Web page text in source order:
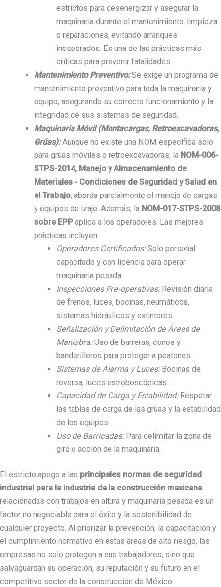
estrictos para desenergizar y asegurar la
maquinaria durante el mantenimiento, limpieza
o reparaciones, evitando arranques
inesperados. Es una de las prácticas más
críticas para prevenir fatalidades.
Mantenimiento Preventivo:Se exige un programa de
mantenimiento preventivo para toda la maquinaria y
equipo, asegurando su correcto funcionamiento y la
integridad de sus sistemas de seguridad.
Maquinaria Móvil (Montacargas, Retroexcavadoras,
Grúas):Aunque no existe una NOM específica solo
para grúas móviles o retroexcavadoras, la NOM-006-
STPS-2014, Manejo y Almacenamiento de
Materiales - Condiciones de Seguridad y Salud en
el Trabajo, aborda parcialmente el manejo de cargas
y equipos de izaje. Además, la NOM-017-STPS-2008
sobre EPP aplica a los operadores. Las mejores
prácticas incluyen:
Operadores Certificados:Solo personal
capacitado y con licencia para operar
maquinaria pesada.
Inspecciones Pre-operativas:Revisión diaria
de frenos, luces, bocinas, neumáticos,
sistemas hidráulicos y extintores.
Señalización y Delimitación de Áreas de
Maniobra:Uso de barreras, conos y
banderilleros para proteger a peatones.
Sistemas de Alarma y Luces:Bocinas de
reversa, luces estroboscópicas.
Capacidad de Carga y Estabilidad:Respetar
las tablas de carga de las grúas y la estabilidad
de los equipos.
Uso de Barricadas:Para delimitar la zona de
giro o acción de la maquinaria.
El estricto apego a las principales normas de seguridad
industrial para la industria de la construcción mexicana
relacionadas con trabajos en altura y maquinaria pesada es un
factor no negociable para el éxito y la sostenibilidad de
cualquier proyecto. Al priorizar la prevención, la capacitación y
el cumplimiento normativo en estas áreas de alto riesgo, las
empresas no solo protegen a sus trabajadores, sino que
salvaguardan su operación, su reputación y su futuro en el
competitivo sector de la construcción de México.